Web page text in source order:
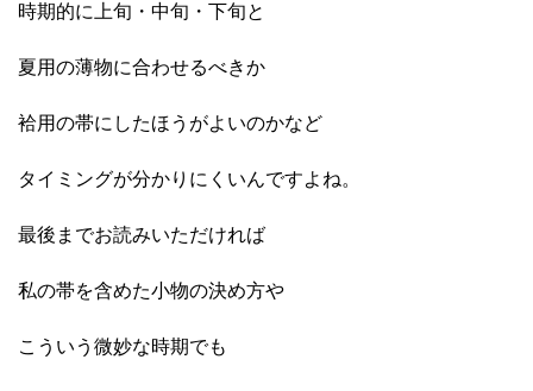
時期的に上旬・中旬・下旬と
夏用の薄物に合わせるべきか
袷用の帯にしたほうがよいのかなど
タイミングが分かりにくいんですよね。
最後までお読みいただければ
私の帯を含めた小物の決め方や
こういう微妙な時期でも